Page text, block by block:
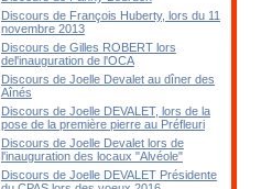
Discours de François Huberty, lors du 11
novembre 2013
Discours de Gilles ROBERT lors
del'inauguration de l'OCA
Discours de Joelle Devalet au dîner des
Aînés
Discours de Joelle DEVALET, lors de la
pose de la première pierre au Préfleuri
Discours de Joelle Devalet lors de
l'inauguration des locaux "Alvéole"
Discours de Joelle DEVALET Présidente